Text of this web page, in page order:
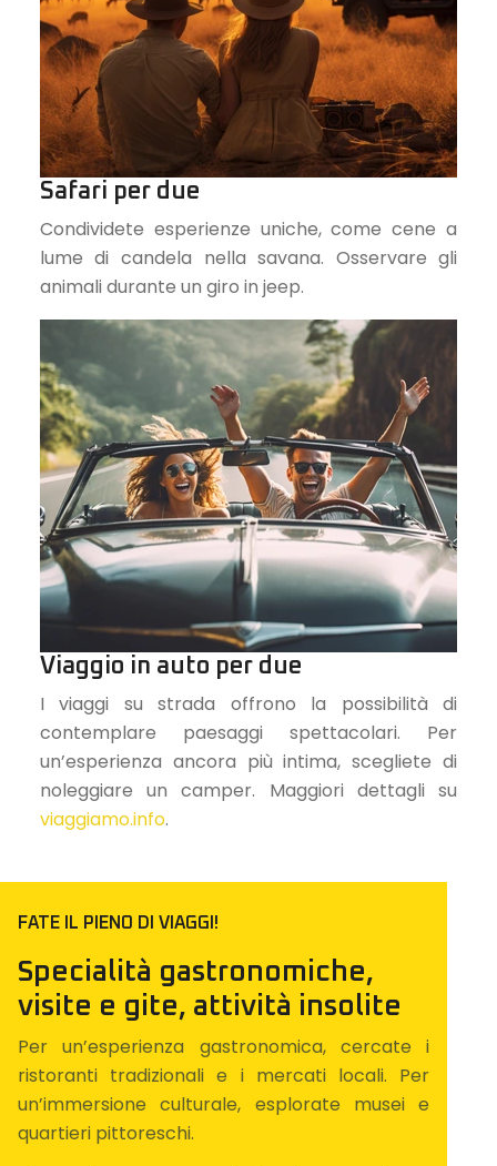
Safari per due
Condividete esperienze uniche, come cene a
lume di candela nella savana. Osservare gli
animali durante un giro in jeep.
Viaggio in auto per due
I viaggi su strada offrono la possibilità di
contemplare paesaggi spettacolari. Per
un’esperienza ancora più intima, scegliete di
noleggiare un camper. Maggiori dettagli su
viaggiamo.info.
FATE IL PIENO DI VIAGGI!
Specialità gastronomiche,
visite e gite, attività insolite
Per un’esperienza gastronomica, cercate i
ristoranti tradizionali e i mercati locali. Per
un’immersione culturale, esplorate musei e
quartieri pittoreschi.